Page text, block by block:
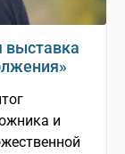
выставка
и